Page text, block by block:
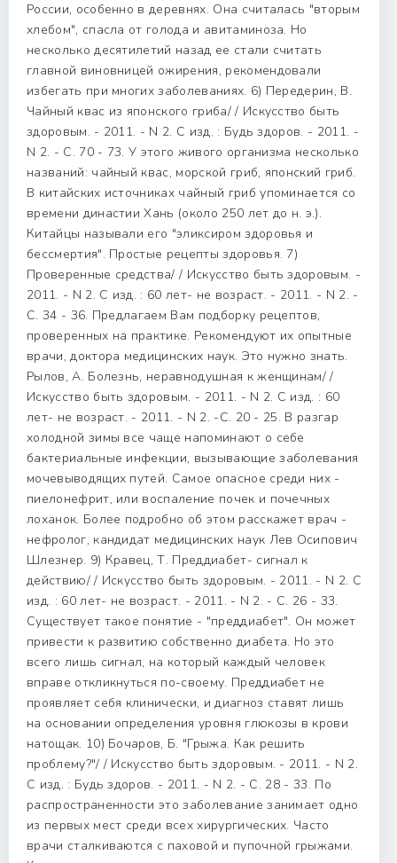
России, особенно в деревнях. Она считалась "вторым
хлебом", спасла от голода и авитаминоза. Но
несколько десятилетий назад ее стали считать
главной виновницей ожирения, рекомендовали
избегать при многих заболеваниях. 6) Передерин, В.
Чайный квас из японского гриба/ / Искусство быть
здоровым. - 2011. - N 2. С изд. : Будь здоров. - 2011. -
N 2. - С. 70 - 73. У этого живого организма несколько
названий: чайный квас, морской гриб, японский гриб.
В китайских источниках чайный гриб упоминается со
времени династии Хань (около 250 лет до н. э.).
Китайцы называли его "эликсиром здоровья и
бессмертия". Простые рецепты здоровья. 7)
Проверенные средства/ / Искусство быть здоровым. -
2011. - N 2. С изд. : 60 лет- не возраст. - 2011. - N 2. -
С. 34 - 36. Предлагаем Вам подборку рецептов,
проверенных на практике. Рекомендуют их опытные
врачи, доктора медицинских наук. Это нужно знать.
Рылов, А. Болезнь, неравнодушная к женщинам/ /
Искусство быть здоровым. - 2011. - N 2. С изд. : 60
лет- не возраст. - 2011. - N 2. -С. 20 - 25. В разгар
холодной зимы все чаще напоминают о себе
бактериальные инфекции, вызывающие заболевания
мочевыводящих путей. Самое опасное среди них -
пиелонефрит, или воспаление почек и почечных
лоханок. Более подробно об этом расскажет врач -
нефролог, кандидат медицинских наук Лев Осипович
Шлезнер. 9) Кравец, Т. Преддиабет- сигнал к
действию/ / Искусство быть здоровым. - 2011. - N 2. С
изд. : 60 лет- не возраст. - 2011. - N 2. - С. 26 - 33.
Существует такое понятие - "преддиабет". Он может
привести к развитию собственно диабета. Но это
всего лишь сигнал, на который каждый человек
вправе откликнуться по-своему. Преддиабет не
проявляет себя клинически, и диагноз ставят лишь
на основании определения уровня глюкозы в крови
натощак. 10) Бочаров, Б. "Грыжа. Как решить
проблему?"/ / Искусство быть здоровым. - 2011. - N 2.
С изд. : Будь здоров. - 2011. - N 2. - С. 28 - 33. По
распространенности это заболевание занимает одно
из первых мест среди всех хирургических. Часто
врачи сталкиваются с паховой и пупочной грыжами.